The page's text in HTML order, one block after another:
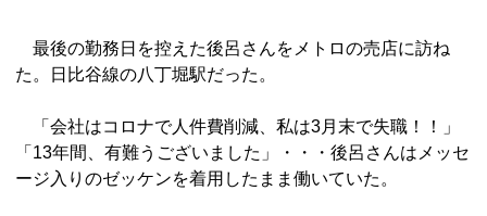
最後の勤務日を控えた後呂さんをメトロの売店に訪ね
た。日比谷線の八丁堀駅だった。
「会社はコロナで人件費削減、私は3月末で失職！！」
「13年間、有難うございました」・・・後呂さんはメッセ
ージ入りのゼッケンを着用したまま働いていた。